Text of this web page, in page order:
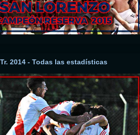
Tr. 2014 - Todas las estadísticas